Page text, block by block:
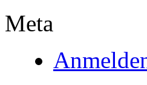
Meta